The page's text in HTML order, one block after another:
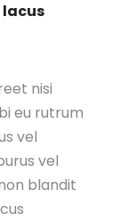
lacus
nisi
eu rutrum
vel
vel
blandit